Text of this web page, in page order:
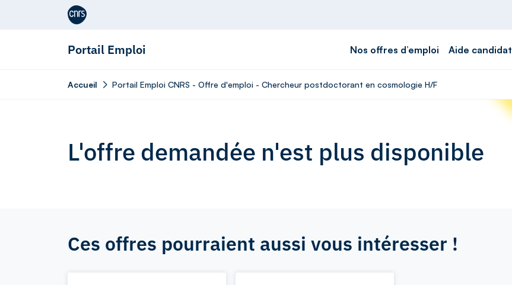
Aller au contenu
Portail Emploi Nos offres d’emploi Aide candidat
Accueil Portail Emploi CNRS - Offre d'emploi - Chercheur postdoctorant en cosmologie H/F
L'offre demandée n'est plus disponible
Ces offres pourraient aussi vous intéresser !